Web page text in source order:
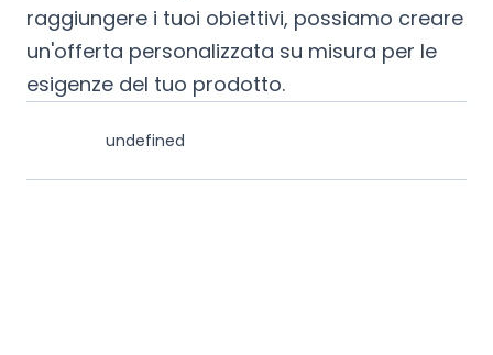
raggiungere i tuoi obiettivi, possiamo creare
un'offerta personalizzata su misura per le
esigenze del tuo prodotto.
undefined